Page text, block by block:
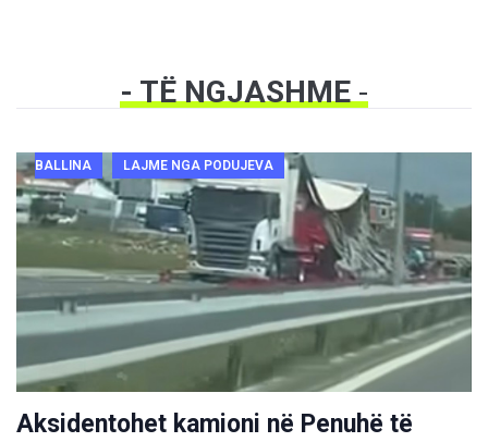
- TË NGJASHME-
BALLINA LAJME NGA PODUJEVA
Aksidentohet kamioni në Penuhë të